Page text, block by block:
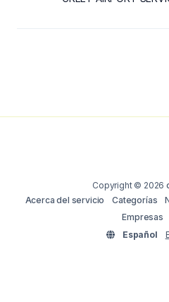
Copyright © 2026
Acerca del servicio
Categorías
Empresas
Español